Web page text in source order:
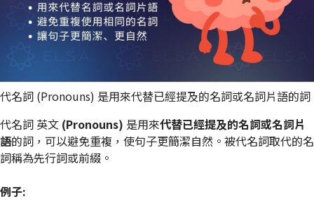
代名詞 (Pronouns) 是用來代替已經提及的名詞或名詞片語的詞
代名詞 英文 (Pronouns) 是用來代替已經提及的名詞或名詞片
語的詞，可以避免重複，使句子更簡潔自然。被代名詞取代的名
詞稱為先行詞或前綴。
例子: